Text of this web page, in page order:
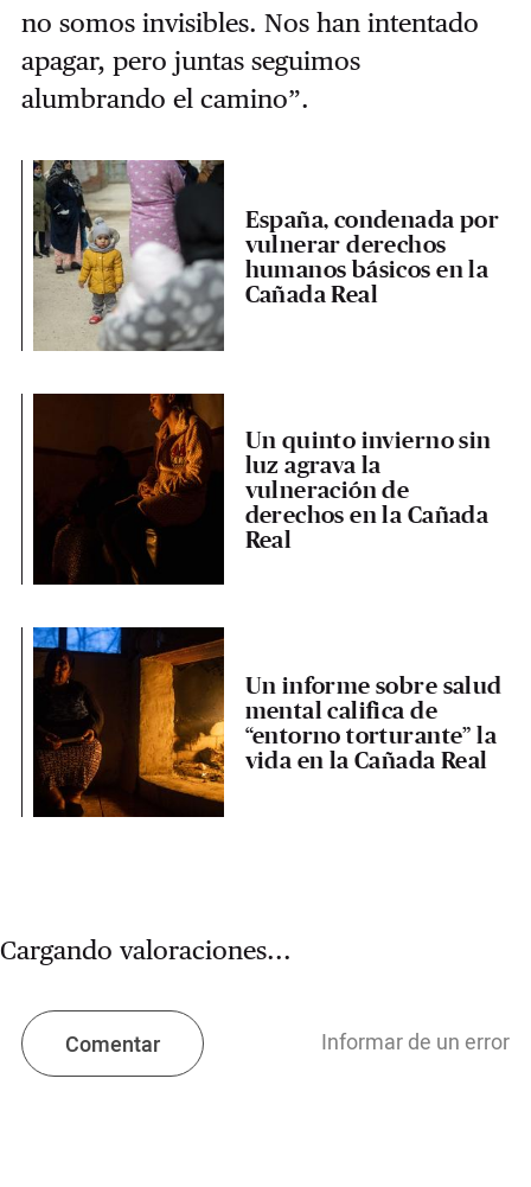
no somos invisibles. Nos han intentado
apagar, pero juntas seguimos
alumbrando el camino”.
España, condenada por
vulnerar derechos
humanos básicos en la
Cañada Real
Un quinto invierno sin
luz agrava la
vulneración de
derechos en la Cañada
Real
Un informe sobre salud
mental califica de
“entorno torturante” la
vida en la Cañada Real
Cargando valoraciones...
Comentar Informar de un error